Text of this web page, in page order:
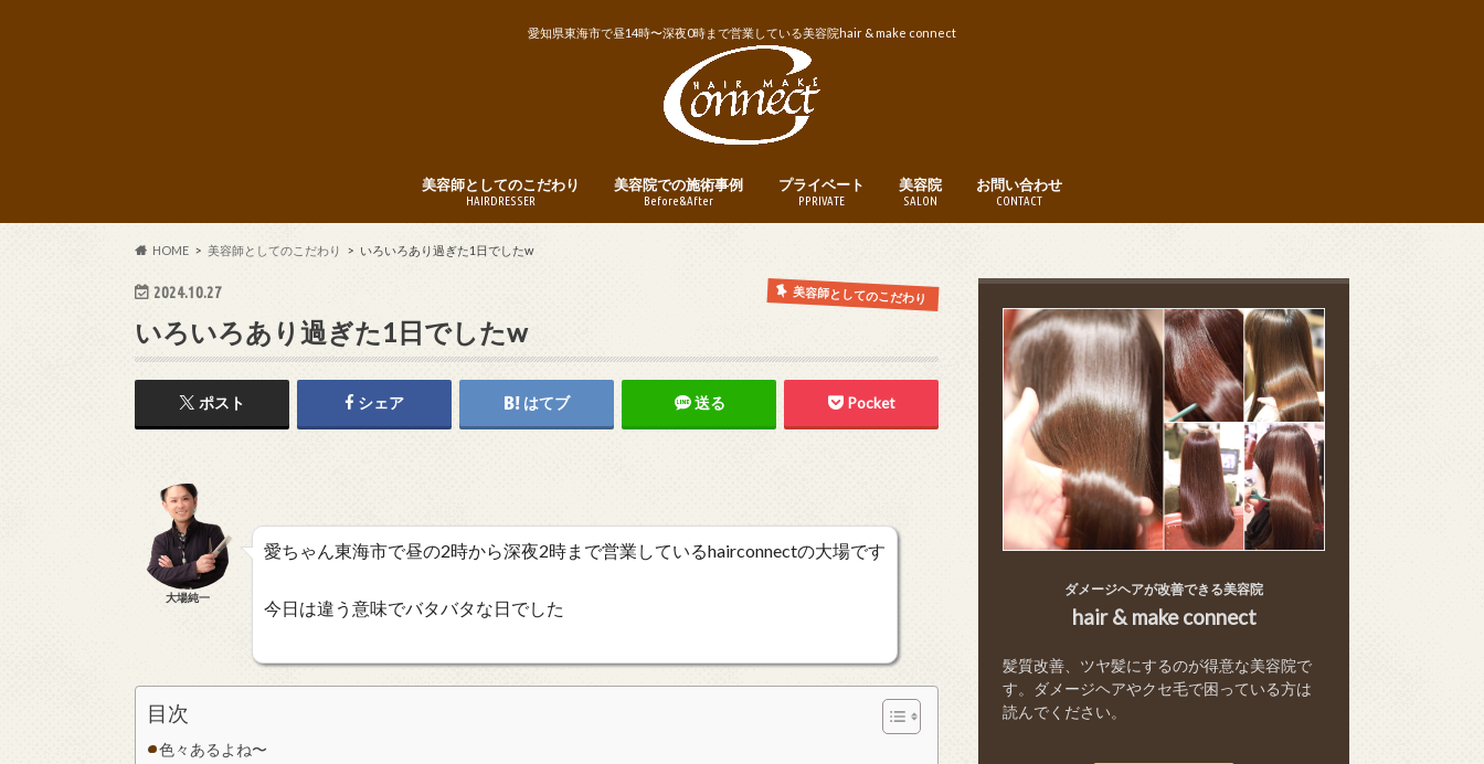
愛知県東海市で昼14時〜深夜0時まで営業している美容院hair & make connect
美容師としてのこだわり
HAIRDRESSER
美容院での施術事例
Before&After
プライベート
PPRIVATE
美容院
SALON
お問い合わせ
CONTACT
HOME 美容師としてのこだわり いろいろあり過ぎた1日でしたw
2024.10.27 美容師としてのこだわり
いろいろあり過ぎた1日でしたw
ポスト シェア はてブ 送る Pocket
大場純一
愛ちゃん東海市で昼の2時から深夜2時まで営業しているhairconnectの大場です
今日は違う意味でバタバタな日でした
目次
色々あるよね〜
ダメージヘアが改善できる美容院
hair & make connect
髪質改善、ツヤ髪にするのが得意な美容院で
す。ダメージヘアやクセ毛で困っている方は
読んでください。